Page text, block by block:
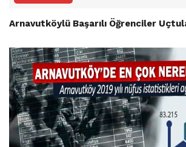
Arnavutköylü Başarılı Öğrenciler